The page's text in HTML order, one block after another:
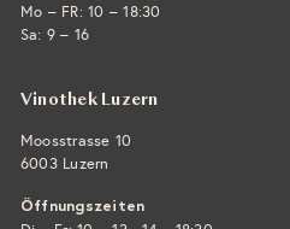
Mo – FR: 10 – 18:30
Sa: 9 – 16
Vinothek Luzern
Moosstrasse 10
6003 Luzern
Öffnungszeiten